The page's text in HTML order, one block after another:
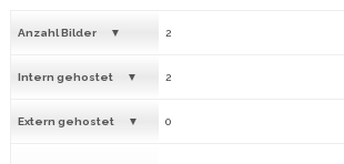
Anzahl Bilder 2
Intern gehostet 2
Extern gehostet 0